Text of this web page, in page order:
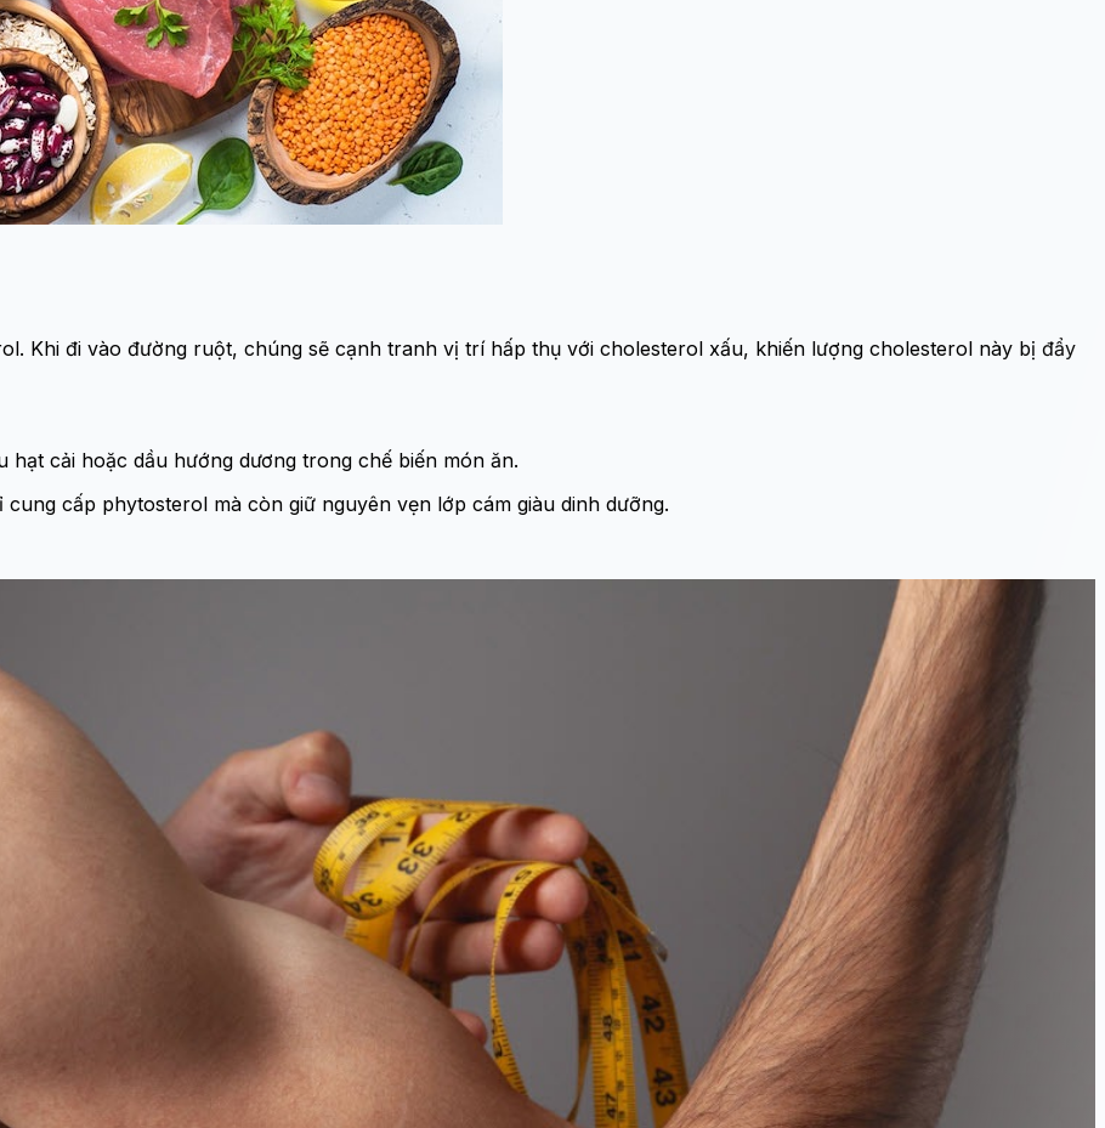
Khi đi vào đường ruột, chúng sẽ cạnh tranh vị trí hấp thụ với cholesterol xấu, khiến lượng cholesterol này bị đẩy
hạt cải hoặc dầu hướng dương trong chế biến món ăn.
cấp phytosterol mà còn giữ nguyên vẹn lớp cám giàu dinh dưỡng.